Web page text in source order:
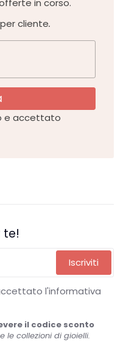
in corso.
cliente.
e accettato
te!
Iscriviti
l'informativa
il codice sconto
le collezioni di gioielli.